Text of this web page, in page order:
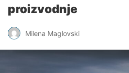
proizvodnje
Milena Maglovski